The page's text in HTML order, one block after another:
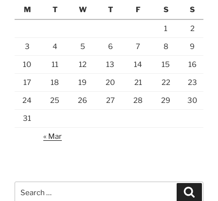
M
T W T F S S
1 2
3 4 5 6 7 8 9
10 11 12 13 14 15 16
17 18 19 20 21 22 23
24 25 26 27 28 29 30
31
« Mar